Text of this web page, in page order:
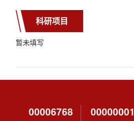
科研项目
暂未填写
00006768 00000001